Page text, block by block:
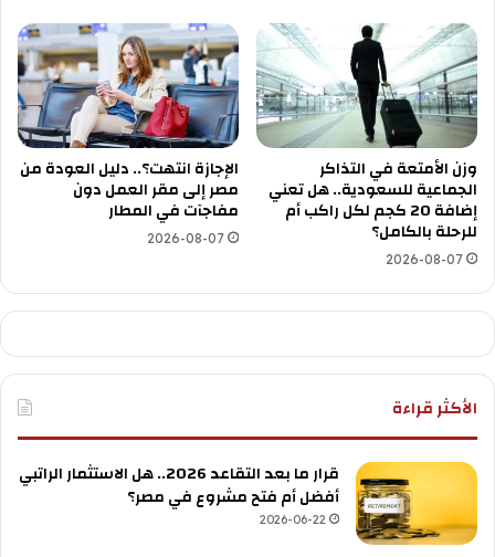
وزن الأمتعة في التذاكر
الجماعية للسعودية.. هل تعني
إضافة 20 كجم لكل راكب أم
للرحلة بالكامل؟
2026-08-07
الإجازة انتهت؟.. دليل العودة من
مصر إلى مقر العمل دون
مفاجآت في المطار
2026-08-07
الأكثر قراءة
قرار ما بعد التقاعد 2026.. هل الاستثمار الراتبي
أفضل أم فتح مشروع في مصر؟
2026-06-22